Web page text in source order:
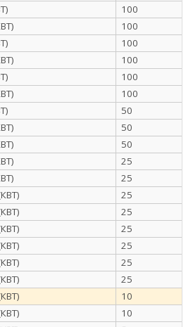
100
100
100
100
100
100
50
50
50
25
25
25
25
25
25
25
25
10
10